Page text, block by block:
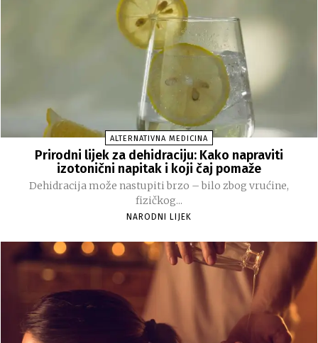
ALTERNATIVNA MEDICINA
Prirodni lijek za dehidraciju: Kako napraviti
izotonični napitak i koji čaj pomaže
Dehidracija može nastupiti brzo – bilo zbog vrućine,
fizičkog...
NARODNI LIJEK